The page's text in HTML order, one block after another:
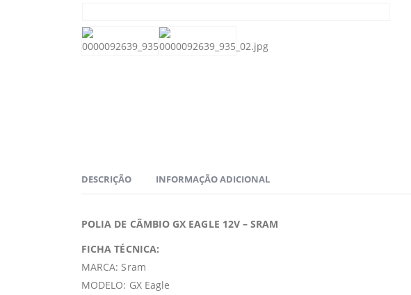
DESCRIÇÃO INFORMAÇÃO ADICIONAL
POLIA DE CÂMBIO GX EAGLE 12V – SRAM
FICHA TÉCNICA:
MARCA: Sram
MODELO: GX Eagle